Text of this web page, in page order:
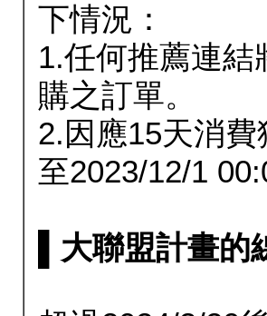
下情況：
1.任何推薦連
購之訂單。
2.因應15天消
至2023/12/1
▌大聯盟計畫